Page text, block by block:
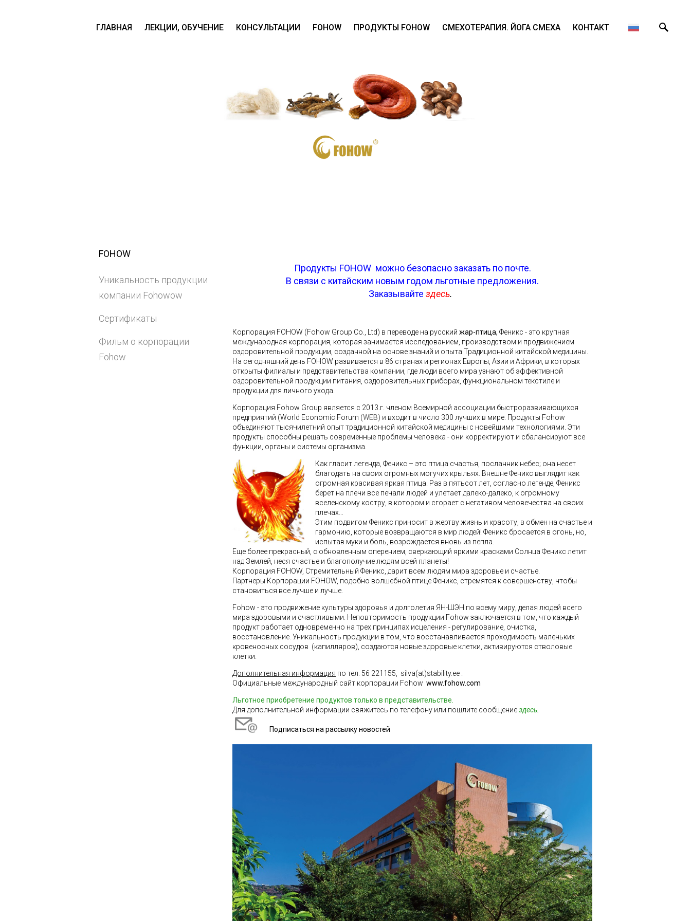
ГЛАВНАЯ ЛЕКЦИИ, ОБУЧЕНИЕ КОНСУЛЬТАЦИИ FOHOW ПРОДУКТЫ FOHOW СМЕХОТЕРАПИЯ. ЙОГА СМЕХА КОНТАКТ
FOHOW
Уникальность продукции
компании Fohowow
Сертификаты
Фильм о корпорации
Fohow
Продукты FOHOW можно безопасно заказать по почте.
В связи с китайским новым годом льготные предложения.
Заказывайте здесь.
Корпорация FOHOW (Fohow Group Co., Ltd) в переводе на русский жар-птица, Феникс - это крупная
международная корпорация, которая занимается исследованием, производством и продвижением
оздоровительной продукции, созданной на основе знаний и опыта Традиционной китайской медицины.
На сегодняшний день FOHOW развивается в 86 странах и регионах Европы, Азии и Африки, в которых
открыты филиалы и представительства компании, где люди всего мира узнают об эффективной
оздоровительной продукции питания, оздоровительных приборах, функциональном текстиле и
продукции для личного ухода.
Корпорация Fohow Group является с 2013.г. членом Всемирной ассоциации быстроразвивающихся
предприятий (World Economic Forum (WEB) и входит в число 300 лучших в мире. Продукты Fohow
объединяют тысячилетний опыт традиционной китайской медицины с новейшими технологиями. Эти
продукты способны решать современные проблемы человека - они корректируют и сбалансируют все
функции, органы и системы организма.
Как гласит легенда, Феникс – это птица счастья, посланник небес; она несет
благодать на своих огромных могучих крыльях. Внешне Феникс выглядит как
огромная красивая яркая птица. Раз в пятьсот лет, согласно легенде, Феникс
берет на плечи все печали людей и улетает далеко-далеко, к огромному
вселенскому костру, в котором и сгорает с негативом человечества на своих
плечах…
Этим подвигом Феникс приносит в жертву жизнь и красоту, в обмен на счастье и
гармонию, которые возвращаются в мир людей! Феникс бросается в огонь, но,
испытав муки и боль, возрождается вновь из пепла.
Еще более прекрасный, с обновленным оперением, сверкающий яркими красками Солнца Феникс летит
над Землей, неся счастье и благополучие людям всей планеты!
Корпорация FOHOW, Стремительный Феникс, дарит всем людям мира здоровье и счастье.
Партнеры Корпорации FOHOW, подобно волшебной птице Феникс, стремятся к совершенству, чтобы
становиться все лучше и лучше.
Fohow - это продвижение культуры здоровья и долголетия ЯН-ШЭН по всему миру, делая людей всего
мира здоровыми и счастливыми. Неповторимость продукции Fohow заключается в том, что каждый
продукт работает одновременно на трех принципах исцеления - регулирование, очистка,
восстановление. Уникальность продукции в том, что восстанавливается проходимость маленьких
кровеносных сосудов (капилляров), создаются новые здоровые клетки, активируются стволовые
клетки.
Дополнительная информация по тел. 56 221155, silva(at)stability.ee .
Официальные международный сайт корпорации Fohow www.fohow.com
Льготное приобретение продуктов только в представительстве
Для дополнительной информации свяжитесь по телефону или пошлите сообщениездесь
Подписаться на рассылку новостей